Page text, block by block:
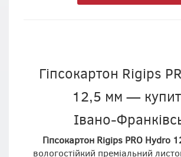
Гіпсокартон Rigips
12,5 мм —
Гіпсокартон Rigips PRO Hydro
вологостійкий преміальний